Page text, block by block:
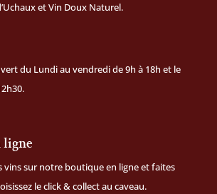
et Vin Doux Naturel.
du Lundi au vendredi de 9h à 18h et le
ligne
vins sur notre boutique en ligneet faites
le click & collect au caveau.